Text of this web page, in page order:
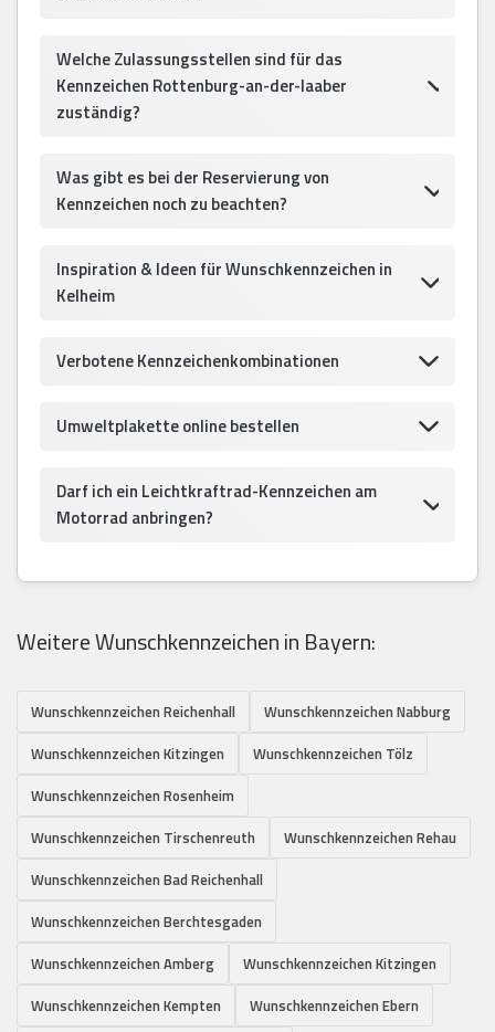
Welche Zulassungsstellen sind für das
Kennzeichen Rottenburg-an-der-laaber
zuständig?
Was gibt es bei der Reservierung von
Kennzeichen noch zu beachten?
Inspiration & Ideen für Wunschkennzeichen in
Kelheim
Verbotene Kennzeichenkombinationen
Umweltplakette online bestellen
Darf ich ein Leichtkraftrad-Kennzeichen am
Motorrad anbringen?
Weitere Wunschkennzeichen in Bayern:
Wunschkennzeichen Reichenhall
Wunschkennzeichen Nabburg
Wunschkennzeichen Kitzingen
Wunschkennzeichen Tölz
Wunschkennzeichen Rosenheim
Wunschkennzeichen Tirschenreuth
Wunschkennzeichen Rehau
Wunschkennzeichen Bad Reichenhall
Wunschkennzeichen Berchtesgaden
Wunschkennzeichen Amberg
Wunschkennzeichen Kitzingen
Wunschkennzeichen Kempten
Wunschkennzeichen Ebern